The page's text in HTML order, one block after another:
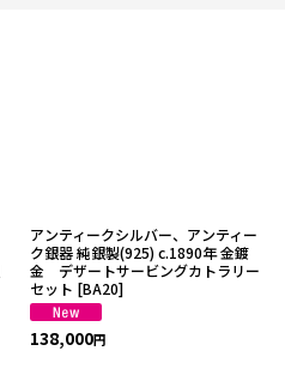
アンティークシルバー、アンティー
ク銀器 純銀製(925) c.1890年 金鍍
金 デザートサービングカトラリー
セット [BA20]
138,000円